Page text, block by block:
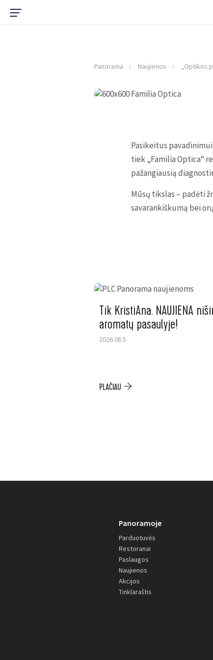
Panorama Naujienos „Optikos
Pasikeitus
tiek „Familia Optica“
pažangiausią
Mūsų tikslas – padėti
savarankiškumą bei
Tik KristiAna. NAUJIENA
aromatų pasaulyje!
2026.08.5
PLAČIAU
Panoramoje
Parduotuvės
Restoranai
Paslaugos
Naujienos
Akcijos
Tinklaraštis